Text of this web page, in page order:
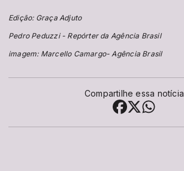
Edição: Graça Adjuto
Pedro Peduzzi - Repórter da Agência Brasil
imagem: Marcello Camargo- Agência Brasil
Compartilhe essa notícia